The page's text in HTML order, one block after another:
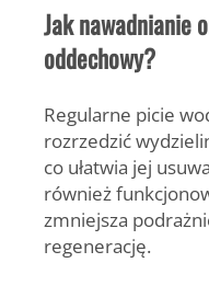
Jak nawadnianie
oddechowy?
Regularne picie
rozrzedzić
co ułatwia jej
również
zmniejsza
regenerację.